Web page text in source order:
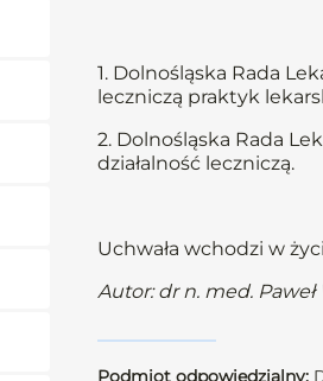
1. Dolnośląska Rada
leczniczą praktyk
2. Dolnośląska Rada
działalność leczniczą.
Uchwała wchodzi w
Autor: dr n. med.
Podmiot odpowiedzialny: